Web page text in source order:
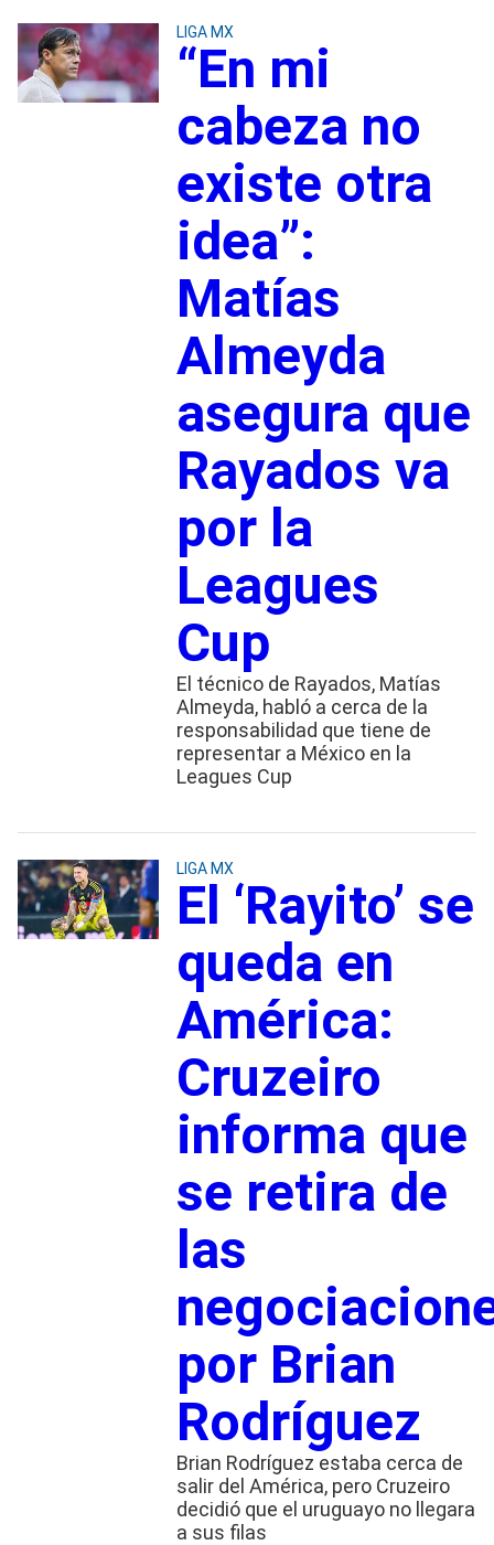
LIGA MX
“En mi
cabeza no
existe otra
idea”:
Matías
Almeyda
asegura que
Rayados va
por la
Leagues
Cup
El técnico de Rayados, Matías
Almeyda, habló a cerca de la
responsabilidad que tiene de
representar a México en la
Leagues Cup
LIGA MX
El ‘Rayito’ se
queda en
América:
Cruzeiro
informa que
se retira de
las
por Brian
Rodríguez
Brian Rodríguez estaba cerca de
salir del América, pero Cruzeiro
decidió que el uruguayo no llegara
a sus filas